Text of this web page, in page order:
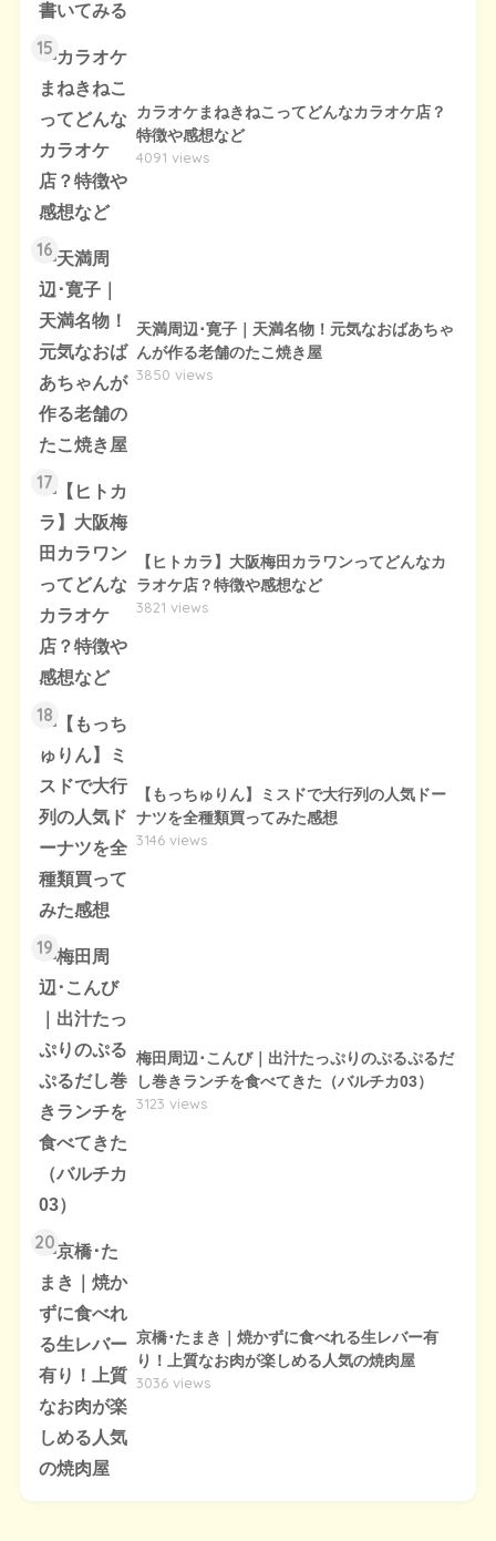
15
カラオケまねきねこってどんなカラオケ店？
特徴や感想など
4091 views
16
天満周辺･寛子｜天満名物！元気なおばあちゃ
んが作る老舗のたこ焼き屋
3850 views
17
【ヒトカラ】大阪梅田カラワンってどんなカ
ラオケ店？特徴や感想など
3821 views
18
【もっちゅりん】ミスドで大行列の人気ドー
ナツを全種類買ってみた感想
3146 views
19
梅田周辺･こんび｜出汁たっぷりのぷるぷるだ
し巻きランチを食べてきた（バルチカ03）
3123 views
20
京橋･たまき｜焼かずに食べれる生レバー有
り！上質なお肉が楽しめる人気の焼肉屋
3036 views